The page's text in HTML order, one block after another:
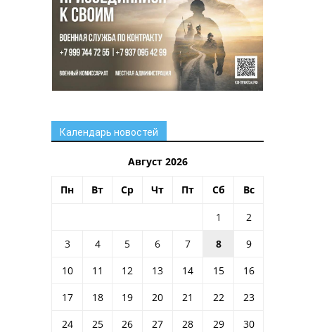
Календарь новостей
Август 2026
Пн Вт Ср Чт Пт Сб Вс
1
2
3
4 5 6 7 8
9
10
11 12 13 14 15
16
17
18 19 20 21 22
23
24
25 26 27 28 29
30